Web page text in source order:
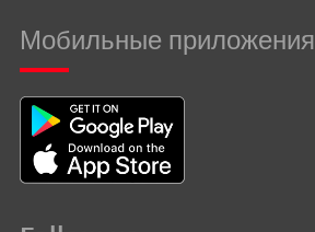
Мобильные приложения